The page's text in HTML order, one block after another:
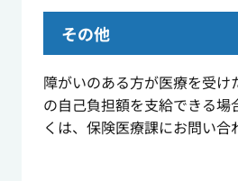
その他
障がいのある方が医療を受け
の自己負担額を支給できる場
くは、保険医療課にお問い合